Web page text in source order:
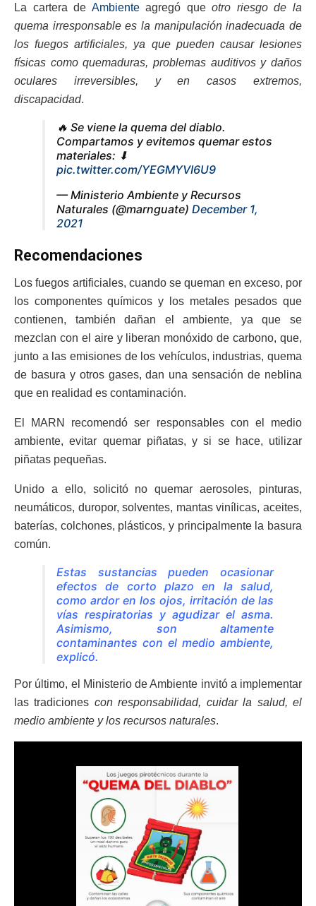
La cartera de Ambienteagregó queotro riesgo de la
quema irresponsable es la manipulación inadecuada de
los fuegos artificiales, ya que pueden causar lesiones
físicas como quemaduras, problemas auditivos y daños
oculares irreversibles, y en casos extremos,
discapacidad.
🔥 Se viene la quema del diablo.
Compartamos y evitemos quemar estos
materiales: ⬇
pic.twitter.com/YEGMYVI6U9
— Ministerio Ambiente y Recursos
Naturales (@marnguate) December 1,
2021
Recomendaciones
Los fuegos artificiales, cuando se queman en exceso, por
los componentes químicos y los metales pesados que
contienen, también dañan el ambiente, ya que se
mezclan con el aire y liberan monóxido de carbono, que,
junto a las emisiones de los vehículos, industrias, quema
de basura y otros gases, dan una sensación de neblina
que en realidad es contaminación.
El MARN recomendó ser responsables con el medio
ambiente, evitar quemar piñatas, y si se hace, utilizar
piñatas pequeñas.
Unido a ello, solicitó no quemar aerosoles, pinturas,
neumáticos, duropor, solventes, mantas vinílicas, aceites,
baterías, colchones, plásticos, y principalmente la basura
común.
Estas sustancias pueden ocasionar
efectos de corto plazo en la salud,
como ardor en los ojos, irritación de las
vías respiratorias y agudizar el asma.
Asimismo, son altamente
contaminantes con el medio ambiente,
explicó.
Por último, el Ministerio de Ambiente invitó a implementar
las tradiciones con responsabilidad, cuidar la salud, el
medio ambiente y los recursos naturales.